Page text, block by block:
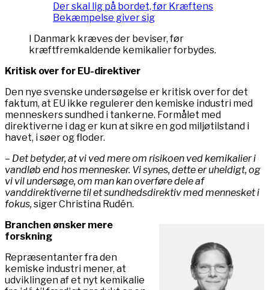
Der skal lig på bordet, før Kræftens
Bekæmpelse giver sig
I Danmark kræves der beviser, før
kræftfremkaldende kemikalier forbydes.
Kritisk over for EU-direktiver
Den nye svenske undersøgelse er kritisk over for det
faktum, at EU ikke regulerer den kemiske industri med
menneskers sundhed i tankerne. Formålet med
direktiverne i dag er kun at sikre en god miljøtilstand i
havet, i søer og floder.
– Det betyder, at vi ved mere om risikoen ved kemikalier i
vandløb end hos mennesker. Vi synes, dette er uheldigt, og
vi vil undersøge, om man kan overføre dele af
vanddirektiverne til et sundhedsdirektiv med mennesket i
fokus,siger Christina Rudén.
Branchen ønsker mere
forskning
Repræsentanter fra den
kemiske industri mener, at
udviklingen af ​​et nyt kemikalie